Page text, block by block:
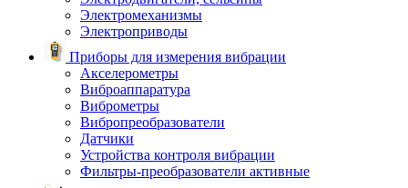
Электромеханизмы
Электроприводы
Приборы для измерения вибрации
Акселерометры
Виброаппаратура
Виброметры
Вибропреобразователи
Датчики
Устройства контроля вибрации
Фильтры-преобразователи активные